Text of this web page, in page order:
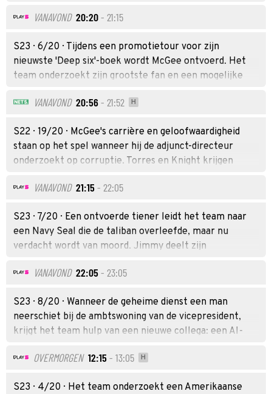
VANAVOND 20:20- 21:15
S23 · 6/20 · Tijdens een promotietour voor zijn
nieuwste 'Deep six'-boek wordt McGee ontvoerd. Het
team onderzoekt zijn grootste fan en een mogelijke
documenten.
VANAVOND 20:56- 21:52 H
S22 · 19/20 · McGee's carrière en geloofwaardigheid
staan op het spel wanneer hij de adjunct-directeur
onderzoekt op corruptie. Torres en Knight krijgen
VANAVOND 21:15- 22:05
S23 · 7/20 · Een ontvoerde tiener leidt het team naar
een Navy Seal die de taliban overleefde, maar nu
verdacht wordt van moord. Jimmy deelt zijn
baas. VANAVOND 22:05- 23:05
S23 · 8/20 · Wanneer de geheime dienst een man
neerschiet bij de ambtswoning van de vicepresident,
krijgt het team hulp van een nieuwe collega: een AI-
Justitie.OVERMORGEN 12:15- 13:05 H
S23 · 4/20 · Het team onderzoekt een Amerikaanse